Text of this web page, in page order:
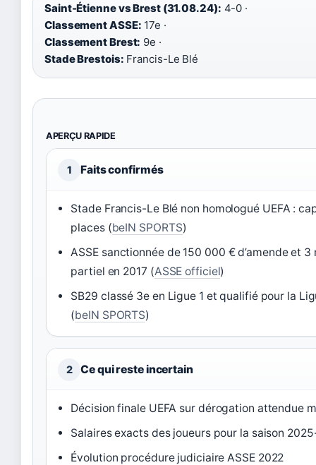
Saint-Étienne vs Brest (31.08.24): 4-0 ·
Classement ASSE: 17e ·
Classement Brest: 9e ·
Stade Brestois: Francis-Le Blé
APERÇU RAPIDE
1 Faits confirmés
Stade Francis-Le Blé non homologué UEFA :
places (beIN SPORTS)
ASSE sanctionnée de 150 000 € d’amende et
partiel en 2017 (ASSE officiel)
SB29 classé 3e en Ligue 1 et qualifié pour la
(beIN SPORTS)
2 Ce qui reste incertain
Décision finale UEFA sur dérogation attendue
Salaires exacts des joueurs pour la saison
Évolution procédure judiciaire ASSE 2022